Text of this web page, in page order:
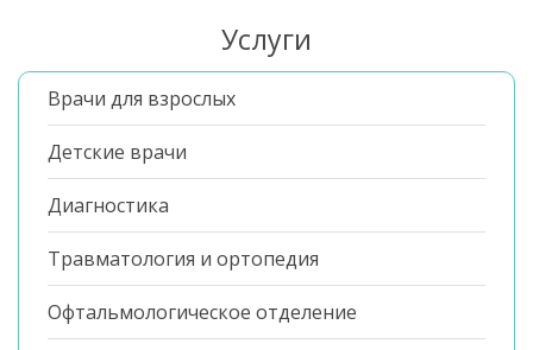
Услуги
Врачи для взрослых
Детские врачи
Диагностика
Травматология и ортопедия
Офтальмологическое отделение